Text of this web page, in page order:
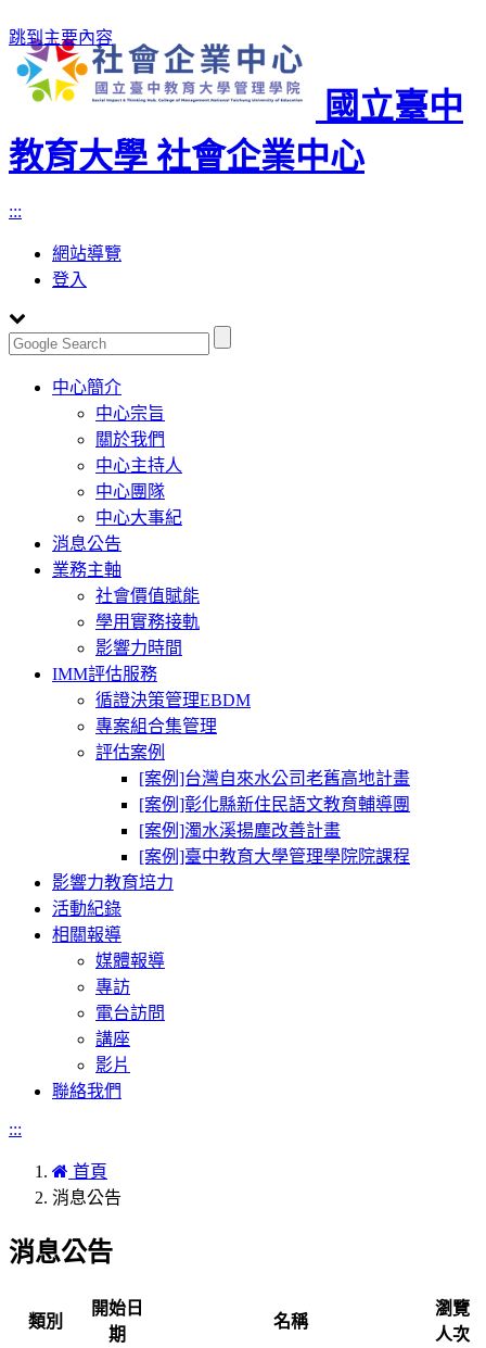
跳到主要內容
國立臺中
教育大學 社會企業中心
:::
網站導覽
登入
Toggle
navigation
中心簡介
中心宗旨
關於我們
中心主持人
中心團隊
中心大事紀
消息公告
業務主軸
社會價值賦能
學用實務接軌
影響力時間
IMM評估服務
循證決策管理EBDM
專案組合集管理
評估案例
[案例]台灣自來水公司老舊高地計畫
[案例]彰化縣新住民語文教育輔導團
[案例]濁水溪揚塵改善計畫
[案例]臺中教育大學管理學院院課程
影響力教育培力
活動紀錄
相關報導
媒體報導
專訪
電台訪問
講座
影片
聯絡我們
:::
首頁
消息公告
消息公告
類別
開始日
期
名稱
瀏覽
人次